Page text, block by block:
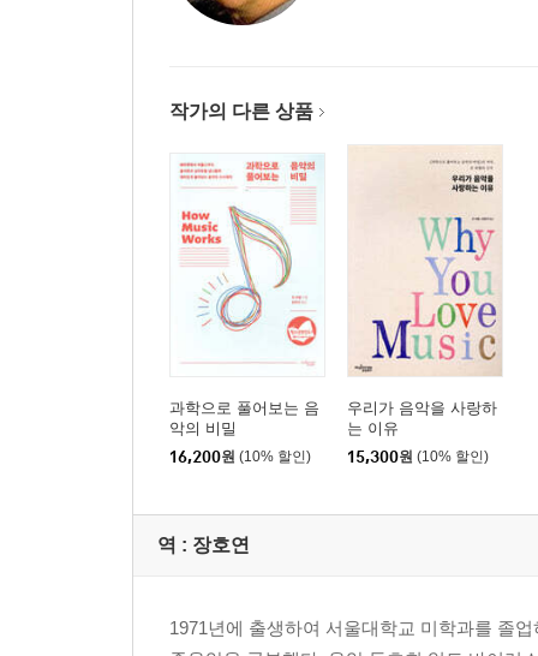
작가의 다른 상품
과학으로 풀어보는 음
악의 비밀
16,200원 (10% 할인)
우리가 음악을 사랑하
는 이유
15,300원 (10% 할인)
역 : 장호연
1971년에 출생하여 서울대학교 미학과를 졸